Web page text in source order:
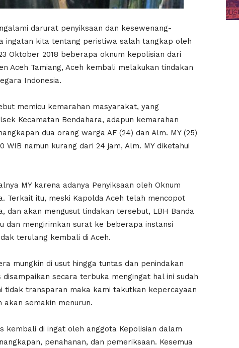
darurat penyiksaan dan kesewenang-
ingatan kita tentang peristiwa salah tangkap oleh
Oktober 2018 beberapa oknum kepolisian dari
Aceh Tamiang, Aceh kembali melakukan tindakan
Indonesia.
memicu kemarahan masyarakat, yang
Kecamatan Bendahara, adapun kemarahan
dua orang warga AF (24) dan Alm. MY (25)
WIB namun kurang dari 24 jam, Alm. MY diketahui
MY karena adanya Penyiksaan oleh Oknum
Terkait itu, meski Kapolda Aceh telah mencopot
dan akan mengusut tindakan tersebut, LBH Banda
dan mengirimkan surat ke beberapa instansi
terulang kembali di Aceh.
mungkin di usut hingga tuntas dan penindakan
secara terbuka mengingat hal ini sudah
tidak transparan maka kami takutkan kepercayaan
semakin menurun.
kembali di ingat oleh anggota Kepolisian dalam
penahanan, dan pemeriksaan. Kesemua